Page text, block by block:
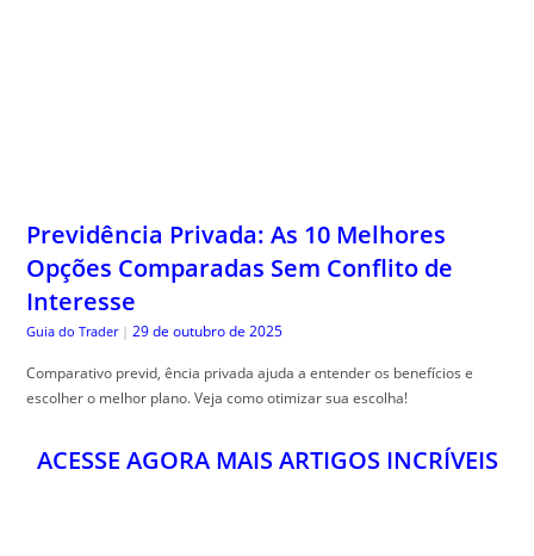
Previdência Privada: As 10 Melhores
Opções Comparadas Sem Conflito de
Interesse
Guia do Trader | 29 de outubro de 2025
Comparativo previd, ência privada ajuda a entender os benefícios e
escolher o melhor plano. Veja como otimizar sua escolha!
ACESSE AGORA MAIS ARTIGOS INCRÍVEIS